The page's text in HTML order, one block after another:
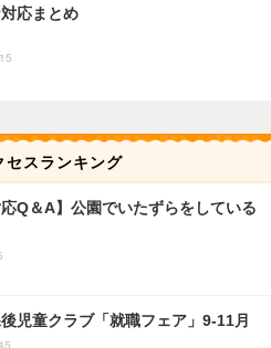
応まとめ
セスランキング
応Q＆A】公園でいたずらをしている
児童クラブ「就職フェア」9-11月